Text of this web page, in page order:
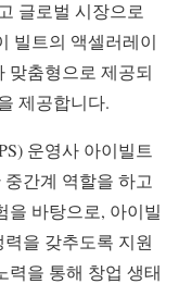
글로벌 시장으로
빌트의 액셀러레이
맞춤형으로 제공되
제공합니다.
운영사 아이빌트
간계 역할을 하고
을 바탕으로, 아이빌
을 갖추도록 지원
력을 통해 창업 생태